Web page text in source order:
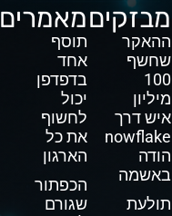
מבזקים
ההאקר
שחשף
100
מיליון
איש דרך
Snowflake
הודה
באשמה
תולעת
מאמרים
תוסף
אחד
בדפדפן
יכול
לחשוף
את כל
הארגון
הכפתור
שגורם